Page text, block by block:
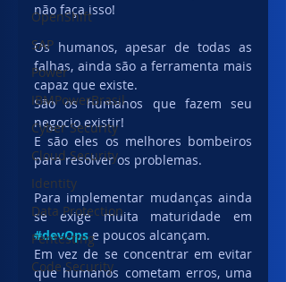
OpenShift
SAP
Power
IBMPowerBrasil
Cyber Security
Cloud Security
Identity
Data Protection
Pentesting
Code Security
não faça isso!
Os humanos, apesar de todas as
falhas, ainda são a ferramenta mais
capaz que existe.
São os humanos que fazem seu
negocio existir!
E são eles os melhores bombeiros
para resolver os problemas.
Para implementar mudanças ainda
#devOps e poucos alcançam.
Em vez de se concentrar em evitar
que humanos cometam erros, uma